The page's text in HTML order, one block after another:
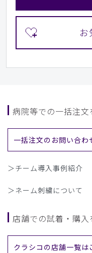
病院等での一括注
一括注文のお問い合わ
＞チーム導入事例紹介
＞ネーム刺繍について
店舗での試着・購
クラシコの店舗一覧は